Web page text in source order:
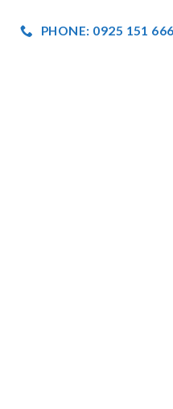
PHONE: 0925 151 666